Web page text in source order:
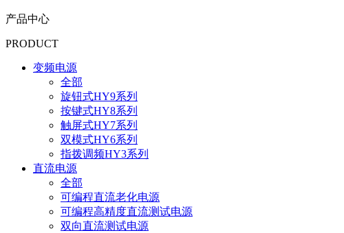
产品中心
PRODUCT
变频电源
全部
旋钮式HY9系列
按键式HY8系列
触屏式HY7系列
双模式HY6系列
指拨调频HY3系列
直流电源
全部
可编程直流老化电源
可编程高精度直流测试电源
双向直流测试电源